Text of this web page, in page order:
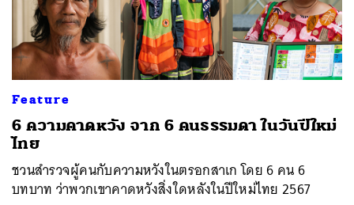
Feature
6 ความคาดหวัง จาก 6 คนธรรมดา ในวันปีใหม่
ไทย
ชวนสำรวจผู้คนกับความหวังในตรอกสาเก โดย 6 คน 6
บทบาท ว่าพวกเขาคาดหวังสิ่งใดหลังในปีใหม่ไทย 2567